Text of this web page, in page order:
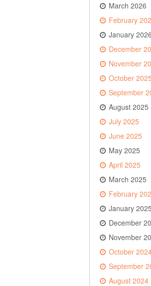
March 2026
February
January 2026
December
November
October 2025
September
August 2025
July 2025
June 2025
May 2025
April 2025
March 2025
February
January 2025
December
November
October
September
August 2024